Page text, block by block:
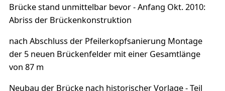
Brücke stand unmittelbar bevor - Anfang Okt. 2010:
Abriss der Brückenkonstruktion
nach Abschluss der Pfeilerkopfsanierung Montage
der 5 neuen Brückenfelder mit einer Gesamtlänge
von 87 m
Neubau der Brücke nach historischer Vorlage - Teil